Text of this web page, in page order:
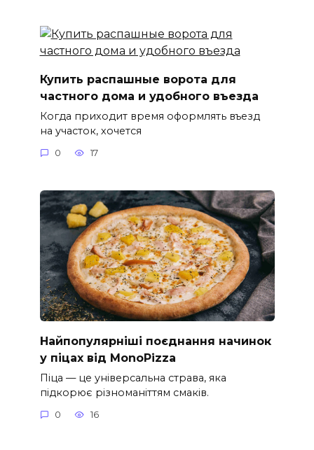
Купить распашные ворота для
частного дома и удобного въезда
Когда приходит время оформлять въезд
на участок, хочется
0 17
Найпопулярніші поєднання начинок
у піцах від MonoPizza
Піца — це універсальна страва, яка
підкорює різноманіттям смаків.
0 16